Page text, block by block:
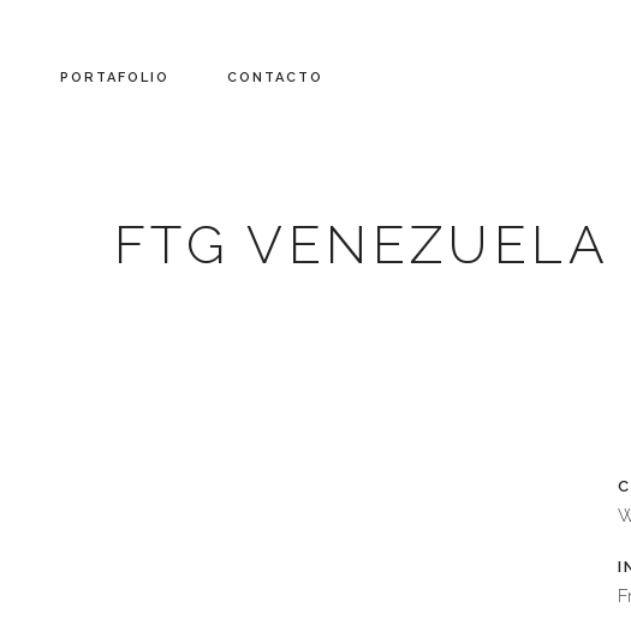
PORTAFOLIO CONTACTO
FTG VENEZUELA